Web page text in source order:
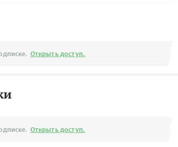
Открыть доступ.
Открыть доступ.